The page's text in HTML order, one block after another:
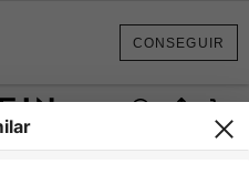
CONSEGUIR